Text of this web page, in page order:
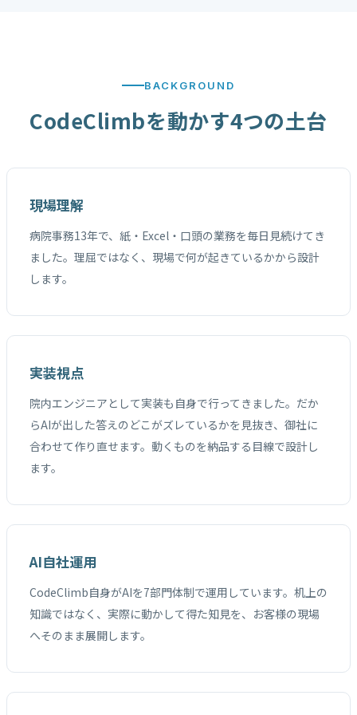
BACKGROUND
CodeClimbを動かす4つの土台
現場理解
病院事務13年で、紙・Excel・口頭の業務を毎日見続けてき
ました。理屈ではなく、現場で何が起きているかから設計
します。
実装視点
院内エンジニアとして実装も自身で行ってきました。だか
らAIが出した答えのどこがズレているかを見抜き、御社に
合わせて作り直せます。動くものを納品する目線で設計し
ます。
AI自社運用
CodeClimb自身がAIを7部門体制で運用しています。机上の
知識ではなく、実際に動かして得た知見を、お客様の現場
へそのまま展開します。